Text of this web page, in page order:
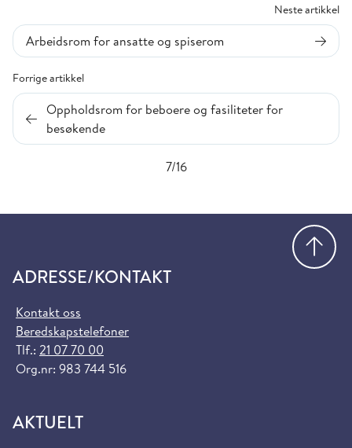
Forrige artikkel
Oppholdsrom for beboere og fasiliteter for
besøkende
7/16
Neste artikkel
Arbeidsrom for ansatte og spiserom
ADRESSE/KONTAKT
Kontakt oss
Beredskapstelefoner
Tlf.: 21 07 70 00
Org.nr: 983 744 516
AKTUELT